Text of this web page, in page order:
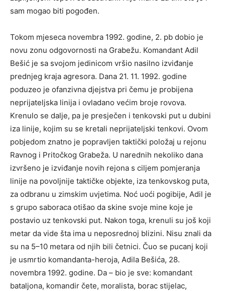
sam mogao biti pogođen.
Tokom mjeseca novembra 1992. godine, 2. pb dobio je
novu zonu odgovornosti na Grabežu. Komandant Adil
Bešić je sa svojom jedinicom vršio nasilno izviđanje
prednjeg kraja agresora. Dana 21. 11. 1992. godine
poduzeo je ofanzivna djejstva pri čemu je probijena
neprijateljska linija i ovladano većim broje rovova.
Krenulo se dalje, pa je presječen i tenkovski put u dubini
iza linije, kojim su se kretali neprijateljski tenkovi. Ovom
pobjedom znatno je popravljen taktički položaj u rejonu
Ravnog i Pritočkog Grabeža. U narednih nekoliko dana
izvršeno je izviđanje novih rejona s ciljem pomjeranja
linije na povoljnije taktičke objekte, iza tenkovskog puta,
za odbranu u zimskim uvjetima. Noć uoći pogibije, Adil je
s grupo saboraca otišao da skine svoje mine koje je
postavio uz tenkovski put. Nakon toga, krenuli su još koji
metar da vide šta ima u neposrednoj blizini. Nisu znali da
su na 5–10 metara od njih bili četnici. Čuo se pucanj koji
je usmrtio komandanta-heroja, Adila Bešića, 28.
novembra 1992. godine. Da – bio je sve: komandant
bataljona, komandir čete, moralista, borac stijelac,